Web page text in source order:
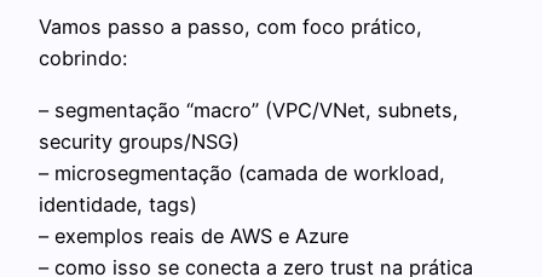
Vamos passo a passo, com foco prático,
cobrindo:
– segmentação “macro” (VPC/VNet, subnets,
security groups/NSG)
– microsegmentação (camada de workload,
identidade, tags)
– exemplos reais de AWS e Azure
– como isso se conecta a zero trust na prática